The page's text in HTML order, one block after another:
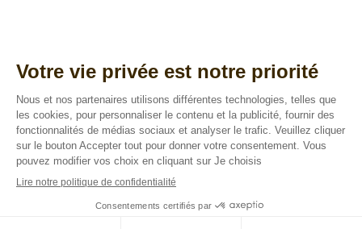
Protection des données
Mentions légales
Suivez nous